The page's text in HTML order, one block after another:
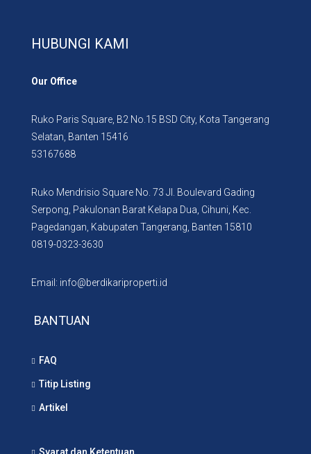
HUBUNGI KAMI
Our Office
Ruko Paris Square, B2 No.15 BSD City, Kota Tangerang
Selatan, Banten 15416
53167688
Ruko Mendrisio Square No. 73 Jl. Boulevard Gading
Serpong, Pakulonan Barat Kelapa Dua, Cihuni, Kec.
Pagedangan, Kabupaten Tangerang, Banten 15810
0819-0323-3630
Email: info@berdikariproperti.id
BANTUAN
FAQ
Titip Listing
Artikel